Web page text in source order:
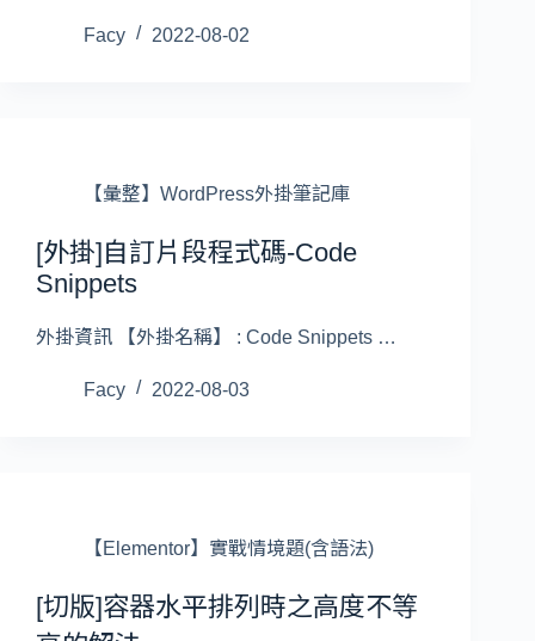
Facy 2022-08-02
【彙整】WordPress外掛筆記庫
[外掛]自訂片段程式碼-Code
Snippets
外掛資訊 【外掛名稱】 : Code Snippets …
Facy 2022-08-03
【Elementor】實戰情境題(含語法)
[切版]容器水平排列時之高度不等